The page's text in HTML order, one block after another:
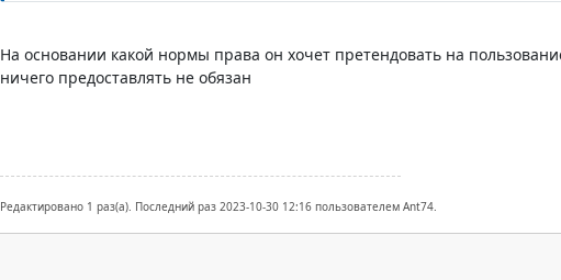
На основании какой нормы права он хочет претендовать на
ничего предоставлять не обязан
Редактировано 1 раз(а). Последний раз 2023-10-30 12:16 пользователем Ant74.